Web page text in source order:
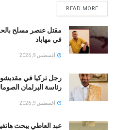
READ MORE
مقتل عنصر مسلح
في مهاباد
أغسطس 9, 2026
رجل تركيا في
رئاسة البرلمان
أغسطس 9, 2026
عبد العاطي يبحث